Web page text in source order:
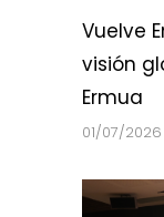
Vuelve
visión
Ermua
01/07/2026